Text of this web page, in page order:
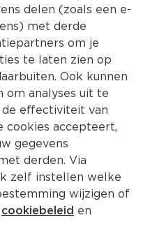
Meest gewild
delen (zoals een e-
met derde
om je
te laten zien op
Ook kunnen
om analyses uit te
effectiviteit van
cookies accepteert,
gegevens
derden. Via
zelf instellen welke
wijzigen of
cookiebeleid en